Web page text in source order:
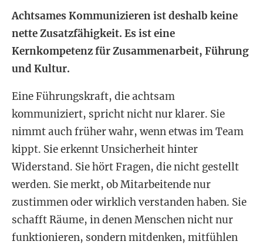
Achtsames Kommunizieren ist deshalb keine
nette Zusatzfähigkeit. Es ist eine
Kernkompetenz für Zusammenarbeit, Führung
und Kultur.
Eine Führungskraft, die achtsam
kommuniziert, spricht nicht nur klarer. Sie
nimmt auch früher wahr, wenn etwas im Team
kippt. Sie erkennt Unsicherheit hinter
Widerstand. Sie hört Fragen, die nicht gestellt
werden. Sie merkt, ob Mitarbeitende nur
zustimmen oder wirklich verstanden haben. Sie
schafft Räume, in denen Menschen nicht nur
funktionieren, sondern mitdenken, mitfühlen